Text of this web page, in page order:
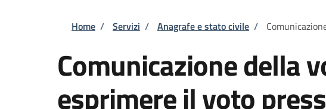
Briciole di pane
Home / Servizi / Anagrafe e stato civile /
Comunicazione della
esprimere il voto